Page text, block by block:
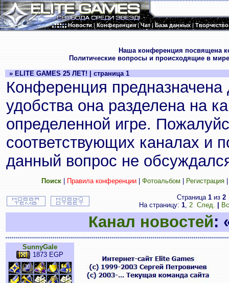
Новости|Конференция|Чат|База данных|Творчество
Наша конференция посвящена
Политические вопросы и происходящие в
» ELITE GAMES 25 ЛЕТ! | страница 1
Конференция
удобства она разделена на
определенной игре.
соответствующих каналах и
данный вопрос не
Поиск| Правила конференции| Фотоальбом Регистрация
Страница 1 из 2
На страницу: 1, 2 След.
Канал новостей:
SunnyGale
1873 EGP